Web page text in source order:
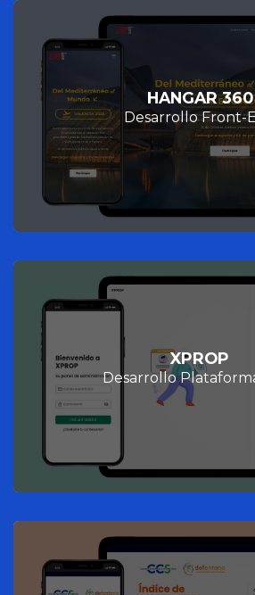
HANGAR 360
Desarrollo Front-
XPROP
Desarrollo